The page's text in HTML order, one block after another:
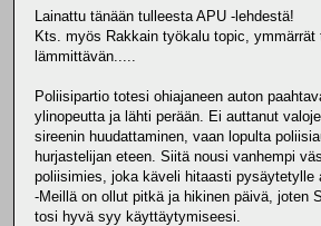
Lainattu tänään tulleesta APU -lehdestä!
Kts. myös Rakkain työkalu topic, ymmärrät
lämmittävän.....
Poliisipartio totesi ohiajaneen auton
ylinopeutta ja lähti perään. Ei auttanut
sireenin huudattaminen, vaan lopulta
hurjastelijan eteen. Siitä nousi vanhempi
poliisimies, joka käveli hitaasti pysäytetylle
-Meillä on ollut pitkä ja hikinen päivä, joten
tosi hyvä syy käyttäytymiseesi.